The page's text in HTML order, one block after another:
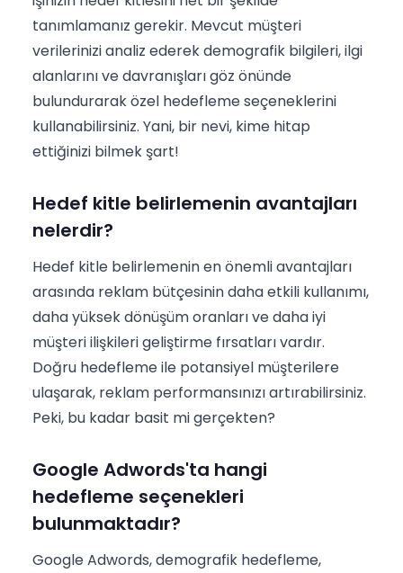
tanımlamanız gerekir. Mevcut müşteri
verilerinizi analiz ederek demografik bilgileri, ilgi
alanlarını ve davranışları göz önünde
bulundurarak özel hedefleme seçeneklerini
kullanabilirsiniz. Yani, bir nevi, kime hitap
ettiğinizi bilmek şart!
Hedef kitle belirlemenin avantajları
nelerdir?
Hedef kitle belirlemenin en önemli avantajları
arasında reklam bütçesinin daha etkili kullanımı,
daha yüksek dönüşüm oranları ve daha iyi
müşteri ilişkileri geliştirme fırsatları vardır.
Doğru hedefleme ile potansiyel müşterilere
ulaşarak, reklam performansınızı artırabilirsiniz.
Peki, bu kadar basit mi gerçekten?
Google Adwords'ta hangi
hedefleme seçenekleri
bulunmaktadır?
Google Adwords, demografik hedefleme,